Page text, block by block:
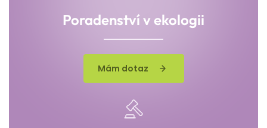
Poradenství v ekologii
Mám dotaz